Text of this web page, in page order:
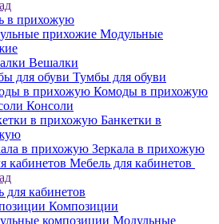
в прихожую
Модульные
Вешалки
Тумбы для обуви
Комоды в прихожую
Консоли
Банкетки в
Зеркала в прихожую
Мебель для кабинетов
для кабинетов
Композиции
Модульные